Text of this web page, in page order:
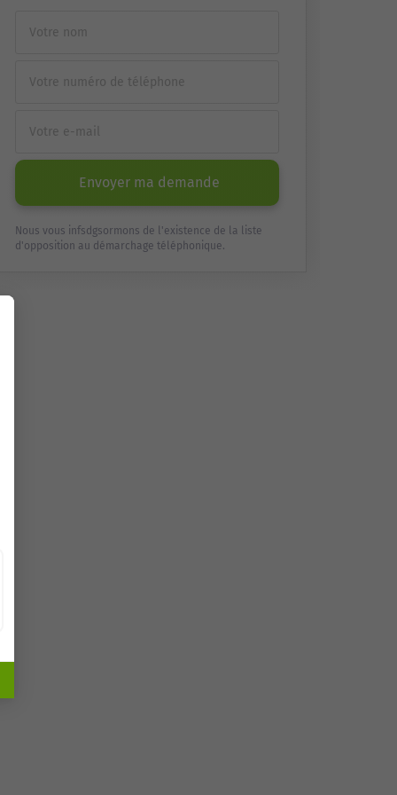
Envoyer ma demande
Nous vous infsdgsormons de l'existence de la liste
d'opposition au démarchage téléphonique.